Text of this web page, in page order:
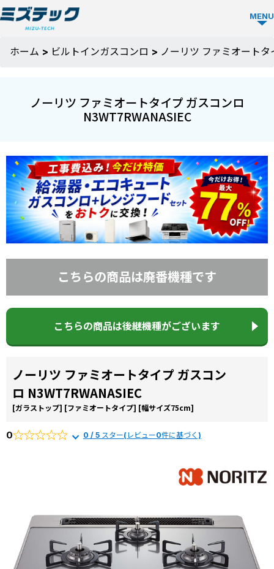
MENU
ガス
TOP
テッ
クの
強み
選ば
れる
お役
立ち
ム
よく
質問
ホーム > ビルトインガスコンロ > ノーリツ ファミオート
ノーリツ ファミオートタイプ ガスコンロ
N3WT7RWANASIEC
こちらの商品は廃番機種です
こちらの商品は後継機種がございます
ノーリツ ファミオートタイプ ガスコン
ロ N3WT7RWANASIEC
[ガラストップ] [ファミオートタイプ] [幅サイズ75cm]
0 0 / 5 スター(レビュー0件に基づく)